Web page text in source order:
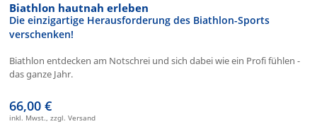
Biathlon hautnah erleben
Die einzigartige Herausforderung des Biathlon-Sports
verschenken!
Biathlon entdecken am Notschrei und sich dabei wie ein Profi fühlen -
das ganze Jahr.
66,00 €
inkl. Mwst., zzgl. Versand